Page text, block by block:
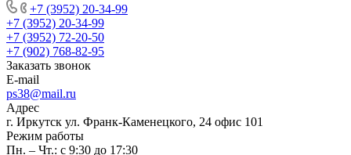
+7 (3952) 20-34-99
+7 (3952) 20-34-99
+7 (3952) 72-20-50
+7 (902) 768-82-95
Заказать звонок
E-mail
ps38@mail.ru
Адрес
г. Иркутск ул. Франк-Каменецкого, 24 офис 101
Режим работы
Пн. – Чт.: с 9:30 до 17:30